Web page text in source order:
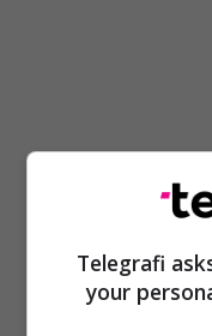
Telegrafi
your